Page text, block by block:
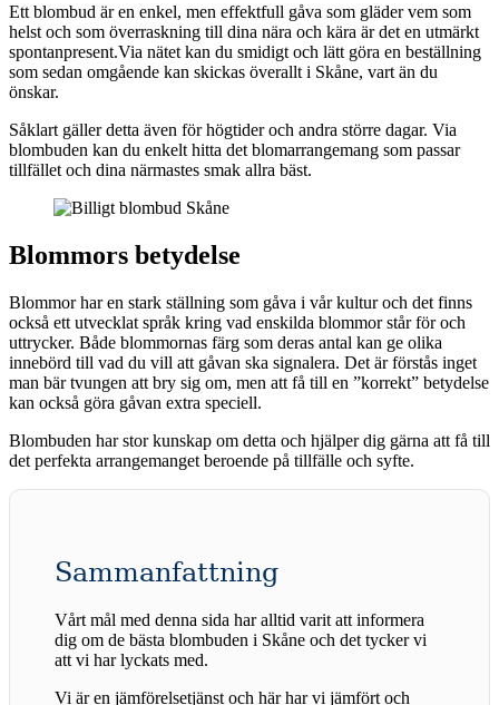
Ett blombud är en enkel, men effektfull gåva som gläder vem som
helst och som överraskning till dina nära och kära är det en utmärkt
spontanpresent.Via nätet kan du smidigt och lätt göra en beställning
som sedan omgående kan skickas överallt i Skåne, vart än du
önskar.
Såklart gäller detta även för högtider och andra större dagar. Via
blombuden kan du enkelt hitta det blomarrangemang som passar
tillfället och dina närmastes smak allra bäst.
Blommors betydelse
Blommor har en stark ställning som gåva i vår kultur och det finns
också ett utvecklat språk kring vad enskilda blommor står för och
uttrycker. Både blommornas färg som deras antal kan ge olika
innebörd till vad du vill att gåvan ska signalera. Det är förstås inget
man bär tvungen att bry sig om, men att få till en ”korrekt” betydelse
kan också göra gåvan extra speciell.
Blombuden har stor kunskap om detta och hjälper dig gärna att få till
det perfekta arrangemanget beroende på tillfälle och syfte.
Sammanfattning
Vårt mål med denna sida har alltid varit att informera
dig om de bästa blombuden i Skåne och det tycker vi
att vi har lyckats med.
Vi är en jämförelsetjänst och här har vi jämfört och